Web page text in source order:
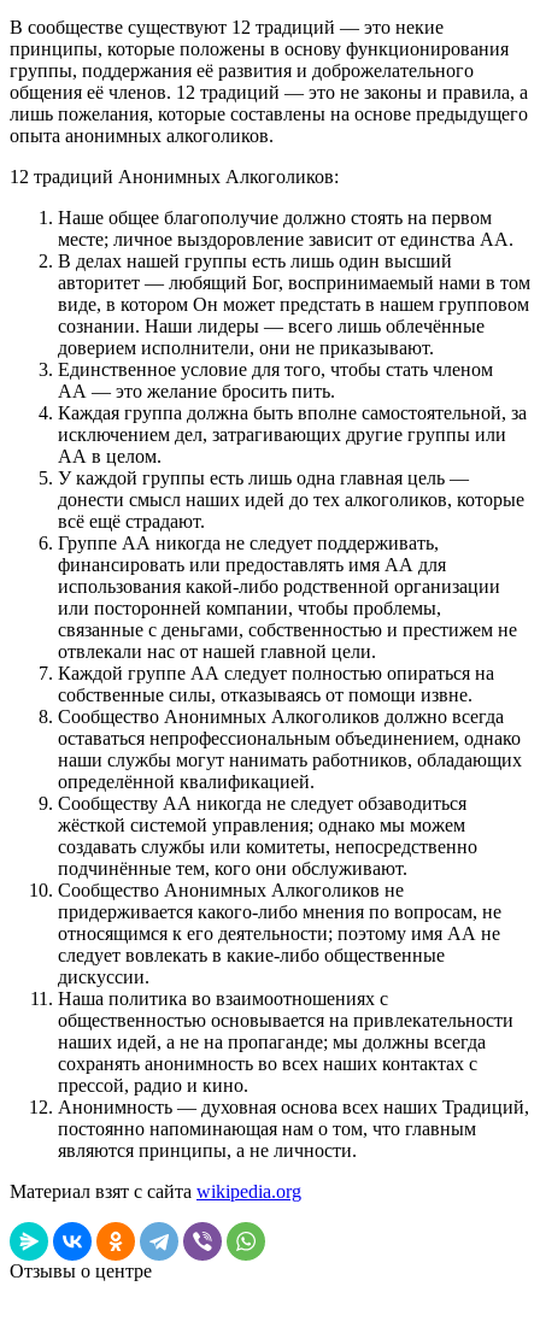
В сообществе существуют 12 традиций — это некие
принципы, которые положены в основу функционирования
группы, поддержания её развития и доброжелательного
общения её членов. 12 традиций — это не законы и правила, а
лишь пожелания, которые составлены на основе предыдущего
опыта анонимных алкоголиков.
12 традиций Анонимных Алкоголиков:
Наше общее благополучие должно стоять на первом
месте; личное выздоровление зависит от единства АА.
В делах нашей группы есть лишь один высший
авторитет — любящий Бог, воспринимаемый нами в том
виде, в котором Он может предстать в нашем групповом
сознании. Наши лидеры — всего лишь облечённые
доверием исполнители, они не приказывают.
Единственное условие для того, чтобы стать членом
АА — это желание бросить пить.
Каждая группа должна быть вполне самостоятельной, за
исключением дел, затрагивающих другие группы или
АА в целом.
У каждой группы есть лишь одна главная цель —
донести смысл наших идей до тех алкоголиков, которые
всё ещё страдают.
Группе АА никогда не следует поддерживать,
финансировать или предоставлять имя АА для
использования какой-либо родственной организации
или посторонней компании, чтобы проблемы,
связанные с деньгами, собственностью и престижем не
отвлекали нас от нашей главной цели.
Каждой группе АА следует полностью опираться на
собственные силы, отказываясь от помощи извне.
Сообщество Анонимных Алкоголиков должно всегда
оставаться непрофессиональным объединением, однако
наши службы могут нанимать работников, обладающих
определённой квалификацией.
Сообществу АА никогда не следует обзаводиться
жёсткой системой управления; однако мы можем
создавать службы или комитеты, непосредственно
подчинённые тем, кого они обслуживают.
Сообщество Анонимных Алкоголиков не
придерживается какого-либо мнения по вопросам, не
относящимся к его деятельности; поэтому имя АА не
следует вовлекать в какие-либо общественные
дискуссии.
Наша политика во взаимоотношениях с
общественностью основывается на привлекательности
наших идей, а не на пропаганде; мы должны всегда
сохранять анонимность во всех наших контактах с
прессой, радио и кино.
Анонимность — духовная основа всех наших Традиций,
постоянно напоминающая нам о том, что главным
являются принципы, а не личности.
Материал взят с сайта wikipedia.org
Отзывы о центре